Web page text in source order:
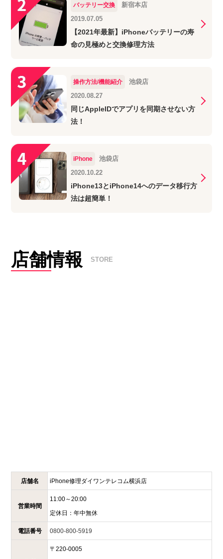
バッテリー交換
新宿本店
2019.07.05
【2021年最新】iPhoneバッテリーの寿
命の見極めと交換修理方法
操作方法/機能紹介
池袋店
2020.08.27
同じAppleIDでアプリを同期させない方
法！
iPhone
池袋店
2020.10.22
iPhone13とiPhone14へのデータ移行方
法は超簡単！
店舗情報 STORE
店舗名 iPhone修理ダイワンテレコム横浜店
営業時間
11:00～20:00
定休日： 年中無休
電話番号 0800-800-5919
〒 220-0005